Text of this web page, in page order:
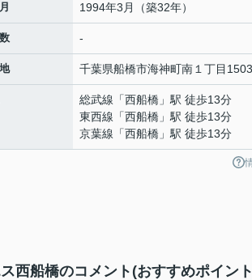
1994年3月（築32年）
-
千葉県船橋市海神町南 １丁目
総武線 「西船橋 」駅 徒歩13分
東西線 「西船橋 」駅 徒歩13分
京葉線 「西船橋 」駅 徒歩13分
ス西船橋のコメント(おすすめポイン